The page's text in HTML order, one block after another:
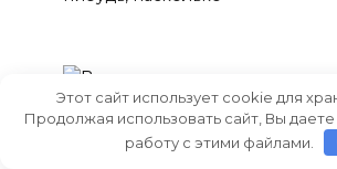
Этот сайт использует cookie для
Продолжая использовать сайт, Вы
работу с этими файлами.